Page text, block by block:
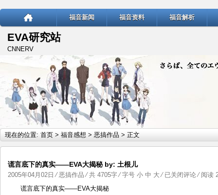
福音新闻 福音资料 福音解析
EVA研究站
CNNERV
现在的位置: 首页 > 福音感想 > 恶搞作品 > 正文
谎言底下的真实——EVA大揭秘 by: 土根儿
2005年04月02日 ⁄恶搞作品⁄ 共 4705字 ⁄ 字号 小 中 大 ⁄ 谎
已关闭评论⁄ 阅读
谎言底下的真实——EVA大揭秘